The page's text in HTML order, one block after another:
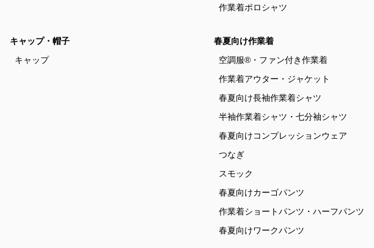
作業着ポロシャツ
キャップ・帽子
キャップ
春夏向け作業着
空調服®・ファン付き作業着
作業着アウター・ジャケット
春夏向け長袖作業着シャツ
半袖作業着シャツ・七分袖シャツ
春夏向けコンプレッションウェア
つなぎ
スモック
春夏向けカーゴパンツ
作業着ショートパンツ・ハーフパンツ
春夏向けワークパンツ